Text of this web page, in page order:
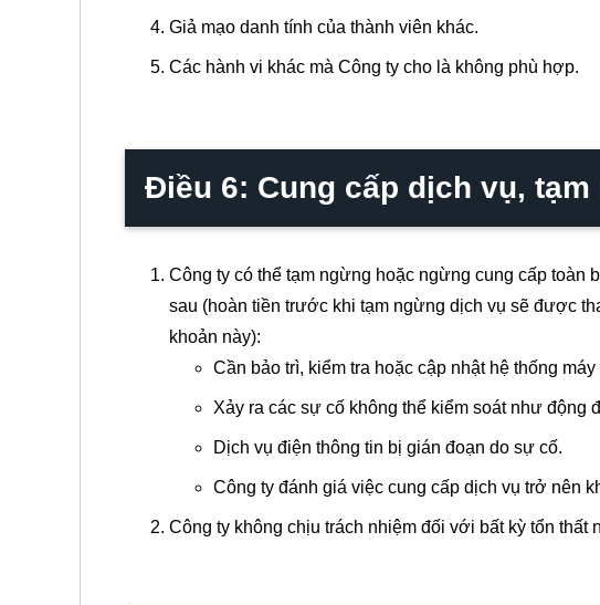
Giả mạo danh tính của thành viên khác.
Các hành vi khác mà Công ty cho là không phù hợp.
Điều 6: Cung cấp dịch vụ, tạm
Công ty có thể tạm ngừng hoặc ngừng cung cấp toàn
sau (hoàn tiền trước khi tạm ngừng dịch vụ sẽ được
khoản này):
Cần bảo trì, kiểm tra hoặc cập nhật hệ thống máy
Xảy ra các sự cố không thể kiểm soát như động
Dịch vụ điện thông tin bị gián đoạn do sự cố.
Công ty đánh giá việc cung cấp dịch vụ trở nên
Công ty không chịu trách nhiệm đối với bất kỳ tổn